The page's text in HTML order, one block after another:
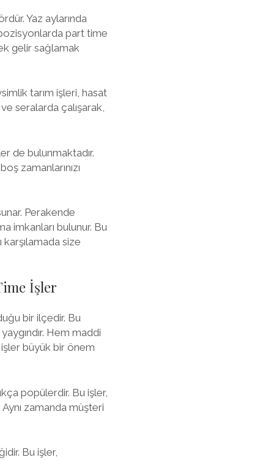
Yaz aylarında
part time
gelir sağlamak
tarım işleri, hasat
seralarda çalışarak,
de bulunmaktadır.
zamanlarınızı
Perakende
imkanları bulunur. Bu
size
İşler
bir ilçedir. Bu
Hem maddi
büyük bir önem
popülerdir. Bu işler,
zamanda müşteri
Bu işler,